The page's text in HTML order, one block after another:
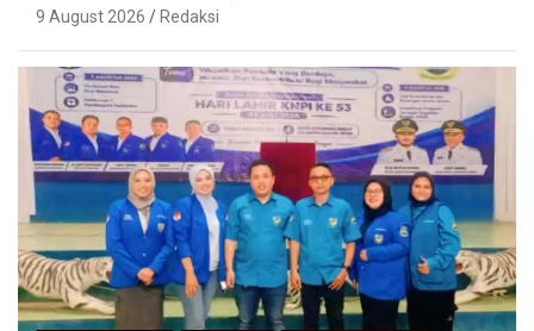
9 August 2026 Redaksi